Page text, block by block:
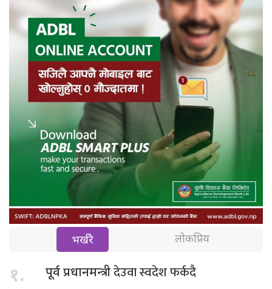
भर्खरै लोकप्रिय
१. पूर्व प्रधानमन्त्रीदेउवा स्वदेश फर्कदै